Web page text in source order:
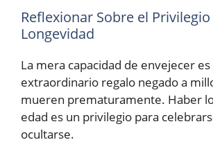
Reflexionar Sobre el
Longevidad
La mera capacidad de envejecer es
extraordinario regalo negado a
mueren prematuramente. Haber
edad es un privilegio para
ocultarse.